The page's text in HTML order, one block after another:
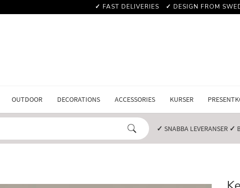
✓ FAST DELIVERIES ✓ DESIGN FROM
OUTDOOR DECORATIONS ACCESSORIES KURSER
✓ SNABBA LEVERANSER️ ✓